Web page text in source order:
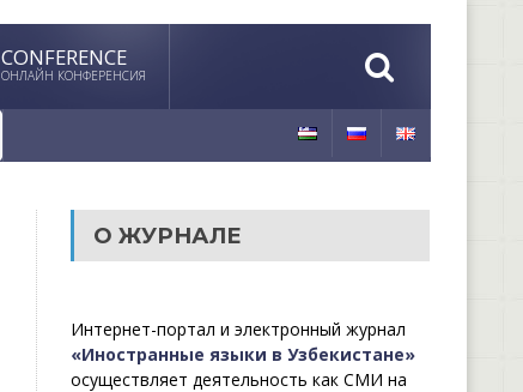
CONFERENCE
ОНЛАЙН КОНФЕРЕНСИЯ
О ЖУРНАЛЕ
Интернет-портал и электронный журнал
«Иностранные языки в Узбекистане»
осуществляет деятельность как СМИ на